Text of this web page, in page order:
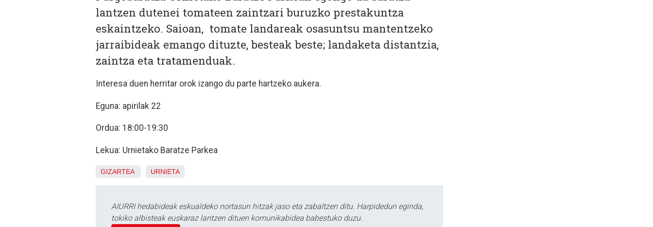
lantzen dutenei tomateen zaintzari buruzko prestakuntza
eskaintzeko. Saioan, tomate landareak osasuntsu mantentzeko
jarraibideak emango dituzte, besteak beste; landaketa distantzia,
zaintza eta tratamenduak.
Interesa duen herritar orok izango du parte hartzeko aukera.
Eguna: apirilak 22
Ordua: 18:00-19:30
Lekua: Urnietako Baratze Parkea
GIZARTEA URNIETA
AIURRI hedabideak eskualdeko nortasun hitzak jaso eta zabaltzen ditu. Harpidedun eginda,
tokiko albisteak euskaraz lantzen dituen komunikabidea babestuko duzu.